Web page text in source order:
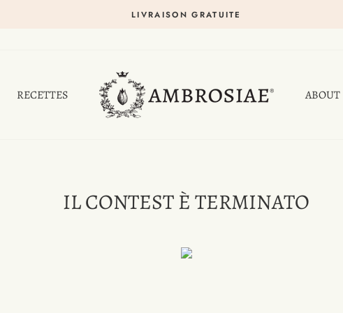
LIVRAISON GRATUITE
RECETTES ABOUT
IL CONTEST È TERMINATO